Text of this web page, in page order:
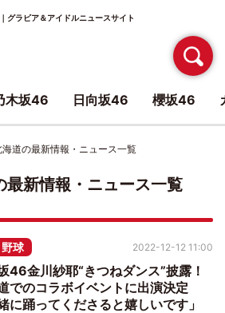
グラビア＆アイドルニュースサイト
海道の最新情報・ニュース一覧
最新情報・ニュース一覧
球
46金川紗耶“きつねダンス”披露！
でのコラボイベントに出演決定
に踊ってくださると嬉しいです」
2022-12-12 11:00
木坂46 日向坂46 櫻坂46